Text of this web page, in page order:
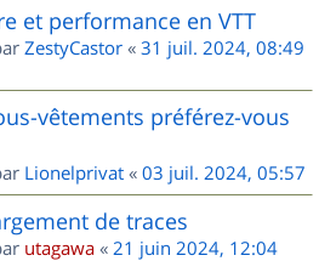
et performance en VTT
ZestyCastor « 31 juil. 2024, 08:49
vêtements préférez-vous
Lionelprivat « 03 juil. 2024, 05:57
de traces
utagawa « 21 juin 2024, 12:04